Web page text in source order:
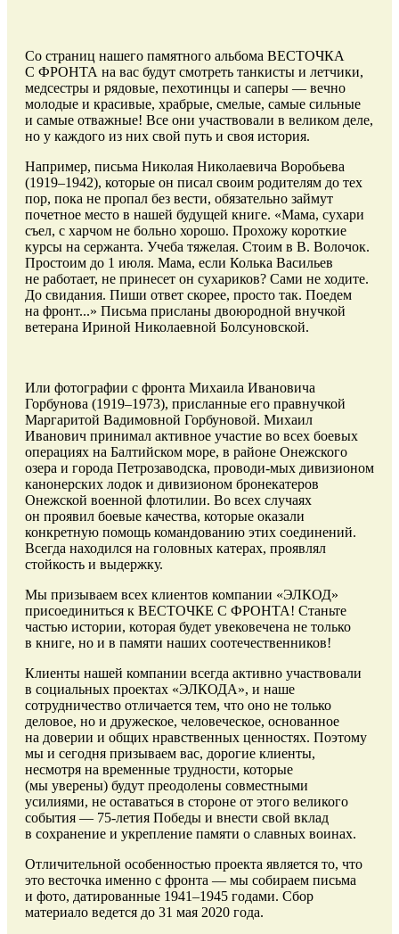
Со страниц нашего памятного альбома ВЕСТОЧКА
С ФРОНТА на вас будут смотреть танкисты и летчики,
медсестры и рядовые, пехотинцы и саперы — вечно
молодые и красивые, храбрые, смелые, самые сильные
и самые отважные! Все они участвовали в великом деле,
но у каждого из них свой путь и своя история.
Например, письма Николая Николаевича Воробьева
(1919–1942), которые он писал своим родителям до тех
пор, пока не пропал без вести, обязательно займут
почетное место в нашей будущей книге. «Мама, сухари
съел, с харчом не больно хорошо. Прохожу короткие
курсы на сержанта. Учеба тяжелая. Стоим в В. Волочок.
Простоим до 1 июля. Мама, если Колька Васильев
не работает, не принесет он сухариков? Сами не ходите.
До свидания. Пиши ответ скорее, просто так. Поедем
на фронт...» Письма присланы двоюродной внучкой
ветерана Ириной Николаевной Болсуновской.
Или фотографии с фронта Михаила Ивановича
Горбунова (1919–1973), присланные его правнучкой
Маргаритой Вадимовной Горбуновой. Михаил
Иванович принимал активное участие во всех боевых
операциях на Балтийском море, в районе Онежского
озера и города Петрозаводска, проводи-мых дивизионом
канонерских лодок и дивизионом бронекатеров
Онежской военной флотилии. Во всех случаях
он проявил боевые качества, которые оказали
конкретную помощь командованию этих соединений.
Всегда находился на головных катерах, проявлял
стойкость и выдержку.
Мы призываем всех клиентов компании «ЭЛКОД»
присоединиться к ВЕСТОЧКЕ С ФРОНТА! Станьте
частью истории, которая будет увековечена не только
в книге, но и в памяти наших соотечественников!
Клиенты нашей компании всегда активно участвовали
в социальных проектах «ЭЛКОДА», и наше
сотрудничество отличается тем, что оно не только
деловое, но и дружеское, человеческое, основанное
на доверии и общих нравственных ценностях. Поэтому
мы и сегодня призываем вас, дорогие клиенты,
несмотря на временные трудности, которые
(мы уверены) будут преодолены совместными
усилиями, не оставаться в стороне от этого великого
события — 75-летия Победы и внести свой вклад
в сохранение и укрепление памяти о славных воинах.
Отличительной особенностью проекта является то, что
это весточка именно с фронта — мы собираем письма
и фото, датированные 1941–1945 годами. Сбор
материало ведется до 31 мая 2020 года.